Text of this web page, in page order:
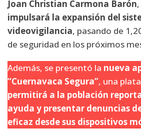
Joan Christian Carmona Barón
impulsará la expansión del
videovigilancia, pasando de
de seguridad en los próximos
Además, se presentó la nueva
“Cuernavaca Segura”, una
permitirá a la población
ayuda y presentar denuncias
eficaz desde sus dispositivos